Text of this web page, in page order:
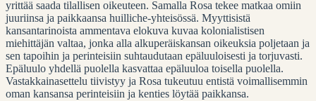
yrittää saada tilallisen oikeuteen. Samalla Rosa tekee matkaa omiin
juuriinsa ja paikkaansa huilliche-yhteisössä. Myyttisistä
kansantarinoista ammentava elokuva kuvaa kolonialistisen
miehittäjän valtaa, jonka alla alkuperäiskansan oikeuksia poljetaan ja
sen tapoihin ja perinteisiin suhtaudutaan epäluuloisesti ja torjuvasti.
Epäluulo yhdellä puolella kasvattaa epäluuloa toisella puolella.
Vastakkainasettelu tiivistyy ja Rosa tukeutuu entistä voimallisemmin
oman kansansa perinteisiin ja kenties löytää paikkansa.